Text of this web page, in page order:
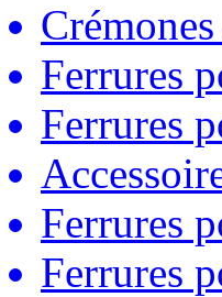
Ferrures
Ferrures
Ferrures
Ferrures